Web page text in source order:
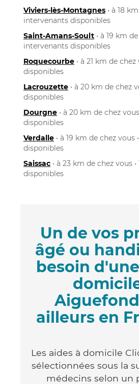
Viviers-lès-Montagnes • à 18
intervenants disponibles
Saint-Amans-Soult • à 19 km
intervenants disponibles
Roquecourbe • à 21 km de
disponibles
Lacrouzette • à 20 km de chez
disponibles
Dourgne • à 20 km de chez
disponibles
Verdalle • à 19 km de chez vous
disponibles
Saissac • à 23 km de chez vous
disponibles
Un de vos
âgé ou
besoin
ailleurs en
Les aides à domicile
sélectionnées sous la
médecins selon un